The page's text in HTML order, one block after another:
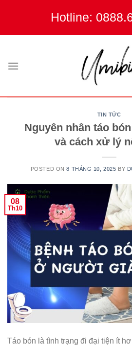
Hotline:
TIN TỨC
Nguyên nhân táo
và cách xử lý
POSTED ON8 THÁNG 10, 2025 BY
08
Th10
Táo bón là tình trạng đi đại tiện ít